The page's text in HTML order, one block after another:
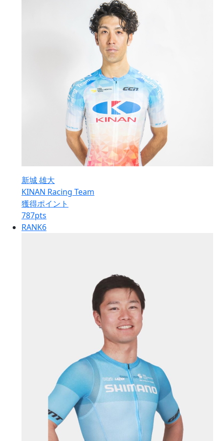
新城 雄大
KINAN Racing Team
獲得ポイント
787pts
RANK6